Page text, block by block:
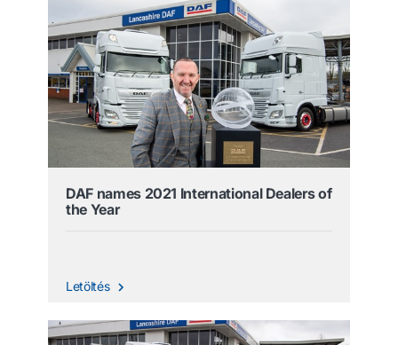
DAF names 2021 International Dealers of
the Year
Letöltés